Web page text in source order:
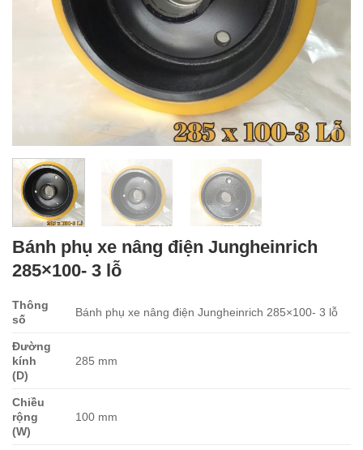
Bánh phụ xe nâng điện Jungheinrich
285×100- 3 lỗ
Thông
số
Bánh phụ xe nâng điện Jungheinrich 285×100- 3 lỗ
Đường
kính
(D)
285 mm
Chiều
rộng
(W)
100 mm